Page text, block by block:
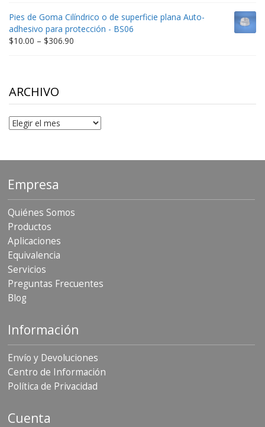
$9.00
through
$198.80
Pies de Goma Cilíndrico o de superficie plana Auto-
adhesivo para protección - BS06
$10.00 – $306.90
ARCHIVO
Archivo
Empresa
Quiénes Somos
Productos
Aplicaciones
Equivalencia
Servicios
Preguntas Frecuentes
Blog
Información
Envío y Devoluciones
Centro de Información
Política de Privacidad
Cuenta